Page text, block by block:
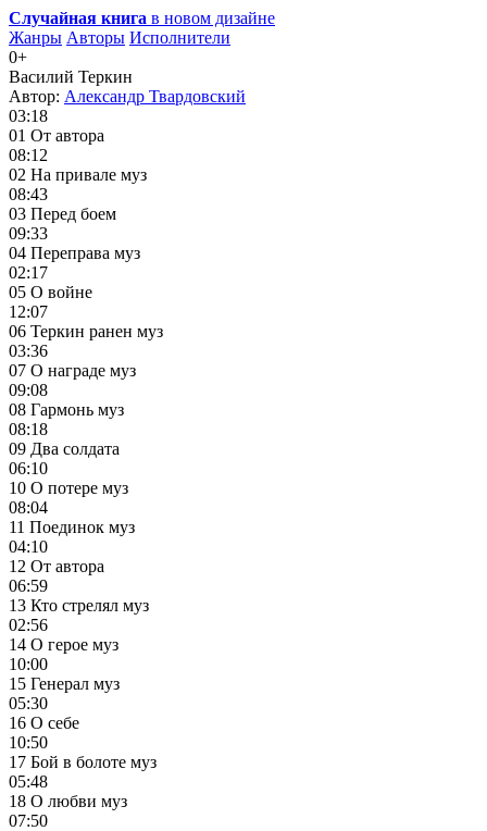
Случайная книга в новом дизайне
Жанры Авторы Исполнители
0+
Василий Теркин
Автор: Александр Твардовский
03:18
01 От автора
08:12
02 На привале муз
08:43
03 Перед боем
09:33
04 Переправа муз
02:17
05 О войне
12:07
06 Теркин ранен муз
03:36
07 О награде муз
09:08
08 Гармонь муз
08:18
09 Два солдата
06:10
10 О потере муз
08:04
11 Поединок муз
04:10
12 От автора
06:59
13 Кто стрелял муз
02:56
14 О герое муз
10:00
15 Генерал муз
05:30
16 О себе
10:50
17 Бой в болоте муз
05:48
18 О любви муз
07:50